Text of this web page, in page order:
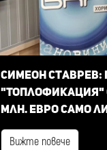
Симеон Ставрев:
"Топлофикация"
млн. евро само
Вижте повече